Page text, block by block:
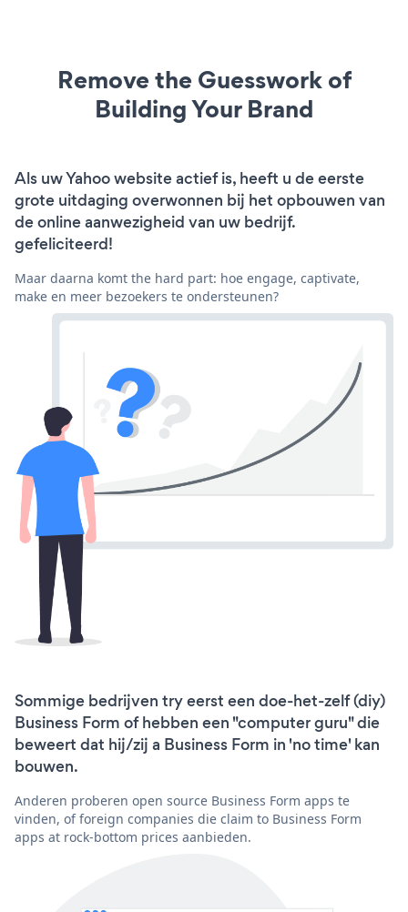
Remove the Guesswork of
Building Your Brand
Als uw Yahoo website actief is, heeft u de eerste
grote uitdaging overwonnen bij het opbouwen van
de online aanwezigheid van uw bedrijf.
gefeliciteerd!
Maar daarna komt the hard part: hoe engage, captivate,
make en meer bezoekers te ondersteunen?
Sommige bedrijven try eerst een doe-het-zelf (diy)
Business Form of hebben een "computer guru" die
beweert dat hij/zij a Business Form in 'no time' kan
bouwen.
Anderen proberen open source Business Form apps te
vinden, of foreign companies die claim to Business Form
apps at rock-bottom prices aanbieden.